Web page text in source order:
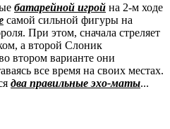
батарейной игрой на 2-м ходе
самой сильной фигуры на
При этом, сначала стреляет
а второй Слоник
втором варианте они
все время на своих местах.
два правильные эхо-маты...